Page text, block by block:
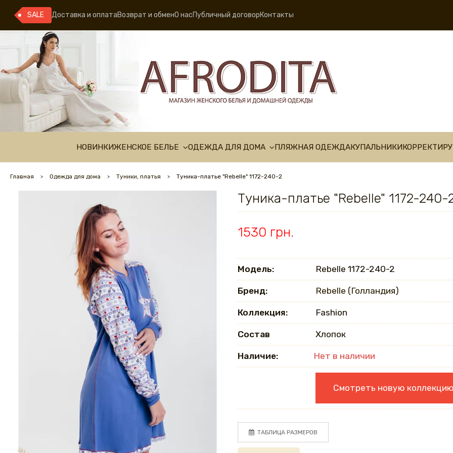
SALE Доставка и оплатаВозврат и обменО насПубличный договорКонтакты
НОВИНКИЖЕНСКОЕ БЕЛЬЕ ОДЕЖДА ДЛЯ ДОМА ПЛЯЖНАЯ ОДЕЖДАКУПАЛЬНИКИ
Главная Одежда для дома Туники, платья Туника-платье "Rebelle" 1172-240-2
Туника-платье "Rebelle" 1172-240-
1530 грн.
Модель: Rebelle 1172-240-2
Бренд: Rebelle (Голландия)
Коллекция: Fashion
Состав Хлопок
Наличие: Нет в наличии
Смотреть новую
ТАБЛИЦА РАЗМЕРОВ